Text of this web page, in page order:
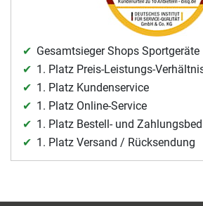
Gesamtsieger Shops Sportgeräte
1. Platz Preis-Leistungs-
1. Platz Kundenservice
1. Platz Online-Service
1. Platz Bestell- und
1. Platz Versand / Rücksendung